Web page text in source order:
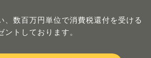
、数百万円単位で消費税還付を受ける
トしております。